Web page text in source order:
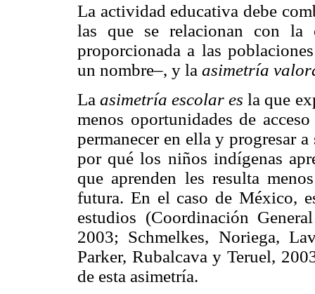
La actividad educativa debe
las que se relacionan con la
proporcionada a las
un nombre–, y la asimetría
Laasimetría escolar esla que
menos oportunidades de
permanecer en ella y progresar
por qué los niños indígenas
que aprenden les resulta
futura. En el caso de México,
estudios (Coordinación
2003; Schmelkes, Noriega,
Parker, Rubalcava y Teruel,
de esta asimetría.